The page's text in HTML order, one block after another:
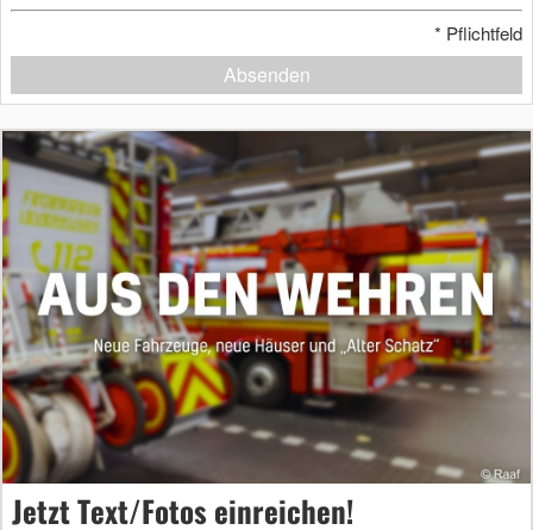
* Pflichtfeld
Absenden
Jetzt Text/Fotos einreichen!